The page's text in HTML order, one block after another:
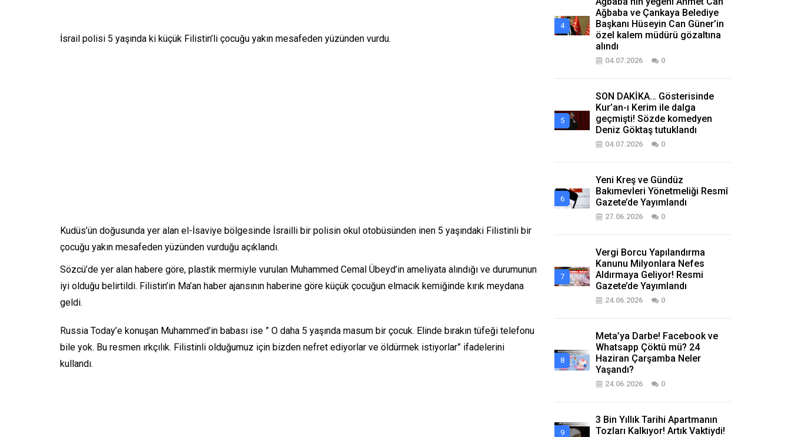
İsrail polisi 5 yaşında ki küçük Filistin’li çocuğu yakın mesafeden yüzünden vurdu.
Kudüs’ün doğusunda yer alan el-İsaviye bölgesinde İsrailli bir polisin okul otobüsünden inen 5 yaşındaki Filistinli bir
çocuğu yakın mesafeden yüzünden vurduğu açıklandı.
Sözcü’de yer alan habere göre, plastik mermiyle vurulan Muhammed Cemal Übeyd’in ameliyata alındığı ve durumunun
iyi olduğu belirtildi. Filistin’in Ma’an haber ajansının haberine göre küçük çocuğun elmacık kemiğinde kırık meydana
geldi.
Russia Today’e konuşan Muhammed’in babası ise ” O daha 5 yaşında masum bir çocuk. Elinde bırakın tüfeği telefonu
bile yok. Bu resmen ırkçılık. Filistinli olduğumuz için bizden nefret ediyorlar ve öldürmek istiyorlar” ifadelerini
kullandı.
Ağbaba ve Çankaya Belediye
Başkanı Hüseyin Can Güner’in
özel kalem müdürü gözaltına
alındı
04.07.2026 0
SON DAKİKA… Gösterisinde
Kur’an-ı Kerim ile dalga
geçmişti! Sözde komedyen
Deniz Göktaş tutuklandı
04.07.2026 0
Yeni Kreş ve Gündüz
Bakımevleri Yönetmeliği Resmî
Gazete’de Yayımlandı
27.06.2026 0
Vergi Borcu Yapılandırma
Kanunu Milyonlara Nefes
Aldırmaya Geliyor! Resmi
Gazete’de Yayımlandı
24.06.2026 0
Meta’ya Darbe! Facebook ve
Whatsapp Çöktü mü? 24
Haziran Çarşamba Neler
Yaşandı?
24.06.2026 0
3 Bin Yıllık Tarihi Apartmanın
Tozları Kalkıyor! Artık Vaktiydi!